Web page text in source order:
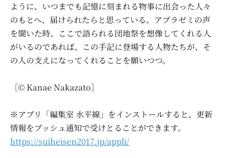
ように、いつまでも記憶に刻まれる物事に出会った人々
のもとへ、届けられたらと思っている。アブラゼミの声
を聞いた時、ここで語られる団地祭を想像してくれる人
がいるのであれば、この手記に登場する人物たちが、そ
の人の支えになってくれることを願いつつ。
［© Kanae Nakazato］
※アプリ「編集室 水平線」をインストールすると、更新
情報をプッシュ通知で受けとることができます。
https://suiheisen2017.jp/appli/